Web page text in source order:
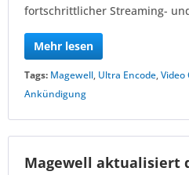
fortschrittlicher Streaming-
Mehr lesen
Tags: Magewell, Ultra Encode,Video
Ankündigung
Magewell aktualisiert